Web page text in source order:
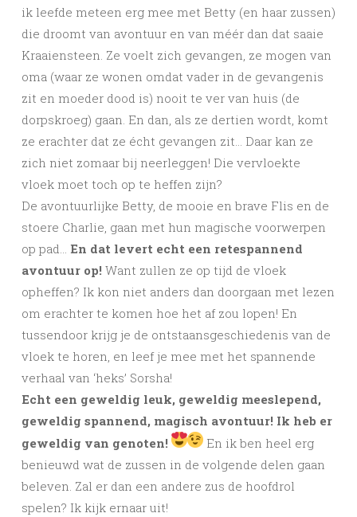
ik leefde meteen erg mee met Betty (en haar zussen)
die droomt van avontuur en van méér dan dat saaie
Kraaiensteen. Ze voelt zich gevangen, ze mogen van
oma (waar ze wonen omdat vader in de gevangenis
zit en moeder dood is) nooit te ver van huis (de
dorpskroeg) gaan. En dan, als ze dertien wordt, komt
ze erachter dat ze écht gevangen zit… Daar kan ze
zich niet zomaar bij neerleggen! Die vervloekte
vloek moet toch op te heffen zijn?
De avontuurlijke Betty, de mooie en brave Flis en de
stoere Charlie, gaan met hun magische voorwerpen
op pad… En dat levert echt een retespannend
avontuur op! Want zullen ze op tijd de vloek
opheffen? Ik kon niet anders dan doorgaan met lezen
om erachter te komen hoe het af zou lopen! En
tussendoor krijg je de ontstaansgeschiedenis van de
vloek te horen, en leef je mee met het spannende
verhaal van ‘heks’ Sorsha!
Echt een geweldig leuk, geweldig meeslepend,
geweldig spannend, magisch avontuur! Ik heb er
geweldig van genoten!
En ik ben heel erg
benieuwd wat de zussen in de volgende delen gaan
beleven. Zal er dan een andere zus de hoofdrol
spelen? Ik kijk ernaar uit!